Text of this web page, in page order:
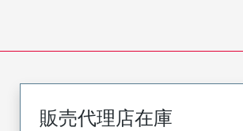
販売代理店在庫